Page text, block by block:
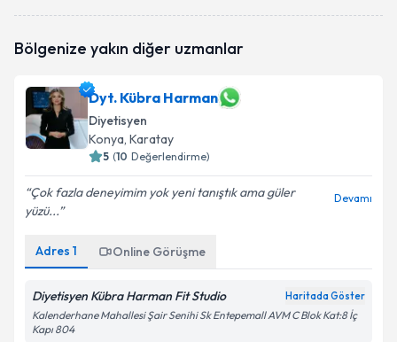
oluşturun. Size bu uzmandan randevu almanız için bir
E-posta Adresiniz
Kişisel verilerimin işlenmesine ilişkinAydınlatma
Bölgenize yakın diğer uzmanlar
Dyt. Kübra Harman
Diyetisyen
Konya, Karatay
5 (10 Değerlendirme)
Çok fazla deneyimim yok yeni tanıştık ama güler
yüzü...
Devamı
Adres 1 Online Görüşme
Diyetisyen Kübra Harman Fit Studio Haritada Göster
Kalenderhane Mahallesi Şair Senihi Sk Entepemall AVM C Blok Kat:8 İç
Kapı 804